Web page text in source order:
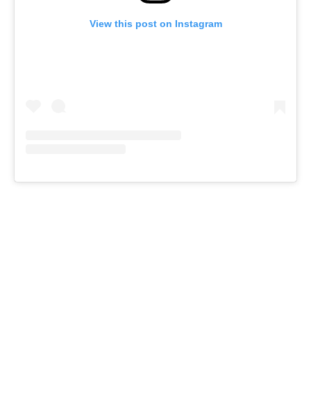
View this post on Instagram